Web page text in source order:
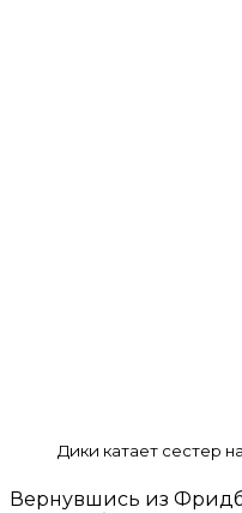
Дики катает сестер
Вернувшись из